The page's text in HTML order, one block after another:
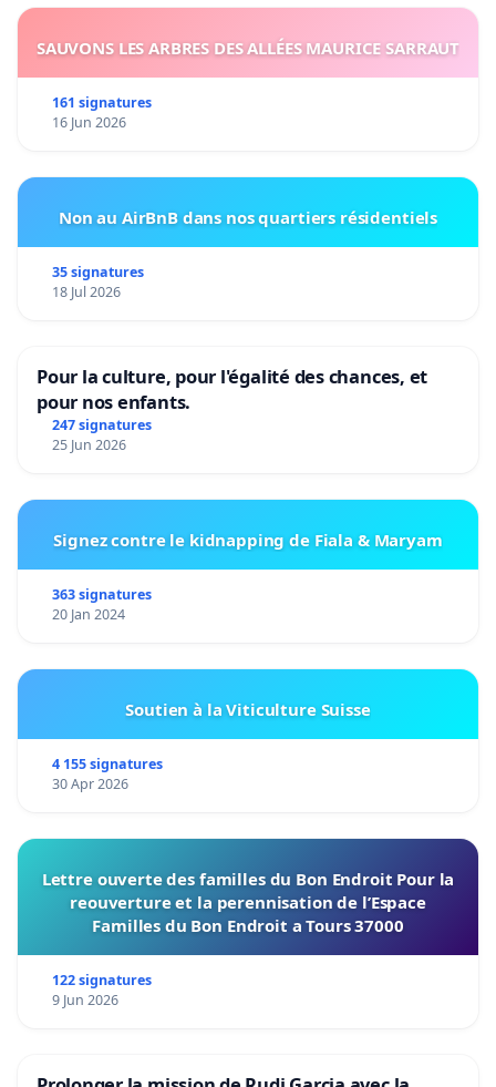
SAUVONS LES ARBRES DES ALLÉES MAURICE SARRAUT
161 signatures
16 Jun 2026
Non au AirBnB dans nos quartiers résidentiels
35 signatures
18 Jul 2026
Pour la culture, pour l'égalité des chances, et
pour nos enfants.
247 signatures
25 Jun 2026
Signez contre le kidnapping de Fiala & Maryam
363 signatures
20 Jan 2024
Soutien à la Viticulture Suisse
4 155 signatures
30 Apr 2026
Lettre ouverte des familles du Bon Endroit Pour la
reouverture et la perennisation de l’Espace
Familles du Bon Endroit a Tours 37000
122 signatures
9 Jun 2026